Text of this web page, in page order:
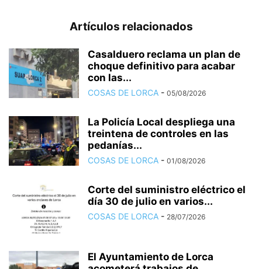
Artículos relacionados
Casalduero reclama un plan de
choque definitivo para acabar
con las...
COSAS DE LORCA - 05/08/2026
La Policía Local despliega una
treintena de controles en las
pedanías...
COSAS DE LORCA - 01/08/2026
Corte del suministro eléctrico el
día 30 de julio en varios...
COSAS DE LORCA - 28/07/2026
El Ayuntamiento de Lorca